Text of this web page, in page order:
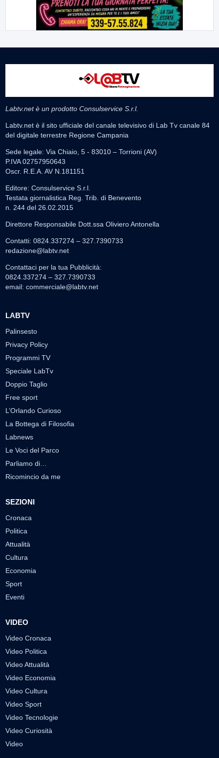
Labtv.net è un prodotto Consulservice S.r.l.
Labtv.net è il sito ufficiale del canale televisivo di Lab Tv canale 84
del digitale terrestre Regione Campania
Sede legale: Via Chiaio, 5 - 83010 – Torrioni (AV)
P.IVA 02757950643
Oscr. R.E.A. AV N.181151
Editore: Consulservice S.r.l.
Testata giornalistica Reg. Trib. di Benevento
n. 244 del 26.02.2015
Direttore Responsabile Dott.ssa Oliviero Antonella
Contatti: 0824.337274 – 327.7390733
redazione@labtv.net
Contattaci per la tua Pubblicità:
0824.337274 – 327.7390733
email: commerciale@labtv.net
LABTV
Palinsesto
Privacy Policy
Programmi TV
Speciale LabTv
Doppio Taglio
Free sport
L’Orlando Curioso
La Bottega di Filosofia
Labnews
Le Voci del Parco
Parliamo di…
Ricomincio da me
SEZIONI
Cronaca
Politica
Attualità
Cultura
Economia
Sport
Eventi
VIDEO
Video Cronaca
Video Politica
Video Attualità
Video Economia
Video Cultura
Video Sport
Video Tecnologie
Video Curiosità
Video